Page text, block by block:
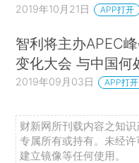
2019年10月21日 APP打开
智利将主办APEC
变化大会 与中国何
2019年09月03日 APP打开
财新网所刊载内容之知
专属所有或持有。未经
建立镜像等任何使用。